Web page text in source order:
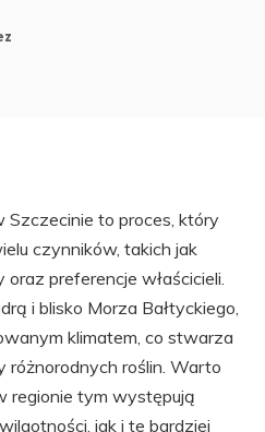
to proces, który
czynników, takich jak
preferencje właścicieli.
i blisko Morza Bałtyckiego,
klimatem, co stwarza
różnorodnych roślin. Warto
regionie tym występują
jak i te bardziej